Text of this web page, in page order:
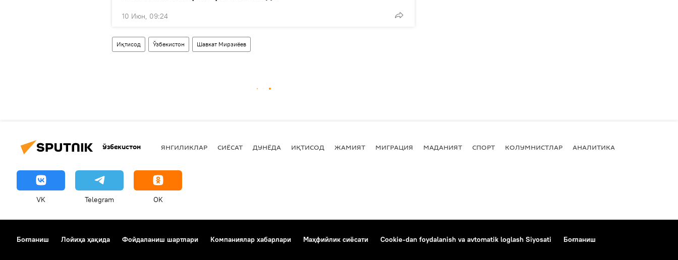
10 Июн, 09:24
Иқтисод Ўзбекистон Шавкат Мирзиёев
Ўзбекистон ЯНГИЛИКЛАР СИЁСАТ ДУНЁДА ИҚТИСОД ЖАМИЯТ МИГРАЦИЯ МАДАНИЯТ СПОРТ КОЛУМНИСТЛАР АНАЛИТИКА
VK Telegram OK
Боғланиш Лойиҳа ҳақида Фойдаланиш шартлари Компаниялар хабарлари Маҳфийлик сиёсати Cookie-dan foydalanish va avtomatik loglash Siyosati Боғланиш